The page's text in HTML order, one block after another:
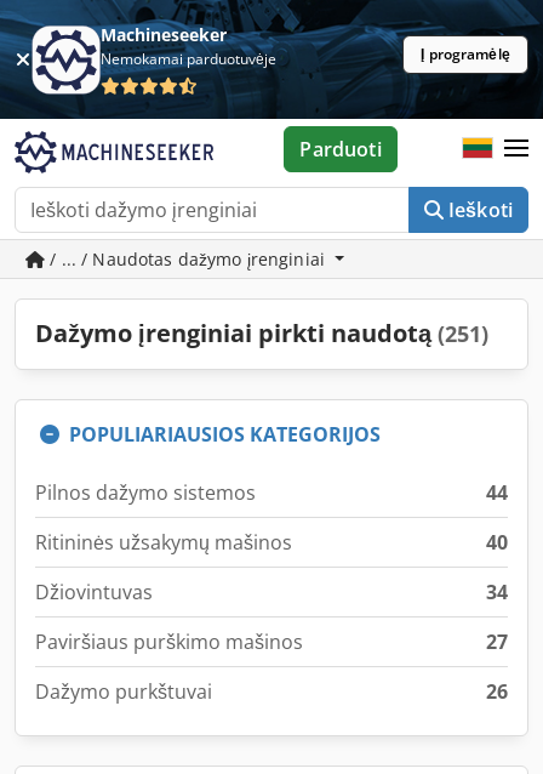
Machineseeker
Nemokamai parduotuvėje Į programėlę
Ieškoti
Parduoti
/ ... / Naudotas dažymo įrenginiai
Dažymo įrenginiai pirkti naudotą(251)
POPULIARIAUSIOS KATEGORIJOS
Pilnos dažymo sistemos
44
Ritininės užsakymų mašinos
40
Džiovintuvas
34
Paviršiaus purškimo mašinos
27
Dažymo purkštuvai
26